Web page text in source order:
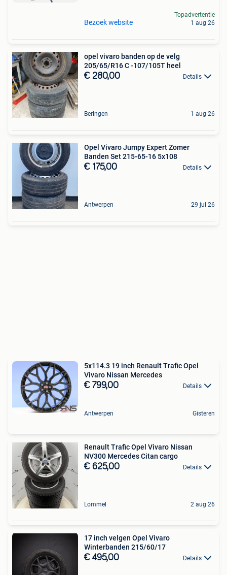
Bezoek website
Topadvertentie
1 aug 26
opel vivaro banden op de velg
205/65/R16 C -107/105T heel
€ 280,00 Details
Beringen 1 aug 26
Opel Vivaro Jumpy Expert Zomer
Banden Set 215-65-16 5x108
€ 175,00 Details
Antwerpen 29 jul 26
5x114.3 19 inch Renault Trafic Opel
Vivaro Nissan Mercedes
€ 799,00 Details
Antwerpen Gisteren
Renault Trafic Opel Vivaro Nissan
NV300 Mercedes Citan cargo
€ 625,00 Details
Lommel 2 aug 26
17 inch velgen Opel Vivaro
Winterbanden 215/60/17
€ 495,00 Details